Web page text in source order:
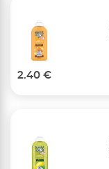
2.40 €